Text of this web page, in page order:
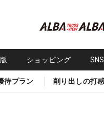
ショッピング
待プラン 削り出しの打